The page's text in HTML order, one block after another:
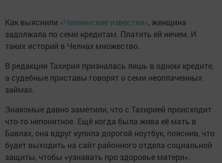
Как выяснили «Челнинские известия», женщина
задолжала по семи кредитам. Платить ей нечем. И
таких историй в Челнах множество.
В редакции Тахирия призналась лишь в одном кредите,
а судебные приставы говорят о семи неоплаченных
займах.
Знакомые давно заметили, что с Тахирией происходит
что-то непонятное. Ещё когда была жива её мать в
Бавлах, она вдруг купила дорогой ноутбук, пояснив, что
будет выходить на сайт районного отдела социальной
защиты, чтобы «узнавать про здоровье матери».